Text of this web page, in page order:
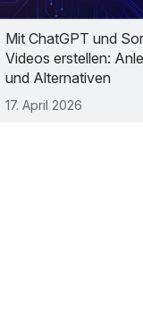
Mit ChatGPT und
Videos erstellen:
und Alternativen
17. April 2026